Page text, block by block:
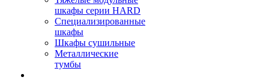
шкафы серии HARD
Cпециализированные
шкафы
Шкафы сушильные
Металлические
тумбы